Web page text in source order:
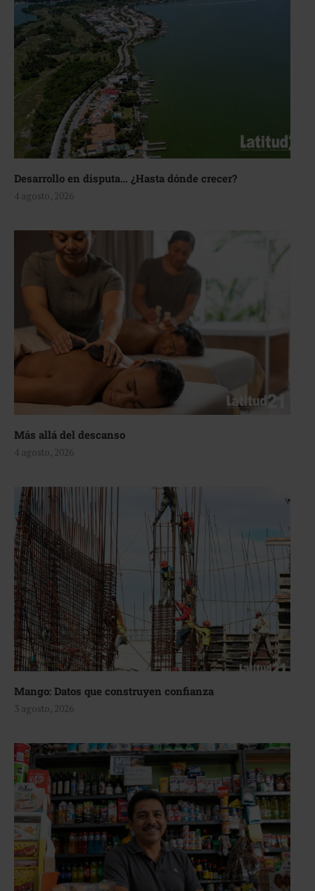
Desarrollo en disputa… ¿Hasta dónde crecer?
4 agosto, 2026
Más allá del descanso
4 agosto, 2026
Mango: Datos que construyen confianza
3 agosto, 2026